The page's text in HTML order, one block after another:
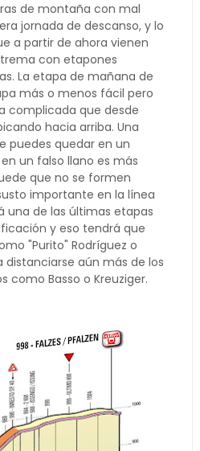
de montaña con mal
jornada de descanso, y lo
a partir de ahora vienen
con etapones
La etapa de mañana de
más o menos fácil pero
complicada que desde
hacia arriba. Una
puedes quedar en un
un falso llano es más
que no se formen
importante en la línea
una de las últimas etapas
y eso tendrá que
"Purito" Rodríguez o
distanciarse aún más de los
como Basso o Kreuziger.